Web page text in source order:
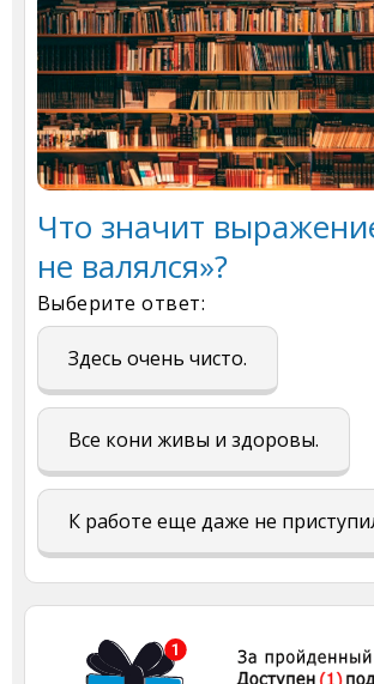
Что значит
не валялся»?
Выберите ответ:
Здесь очень чисто.
Все кони живы и здоровы.
К работе еще даже не